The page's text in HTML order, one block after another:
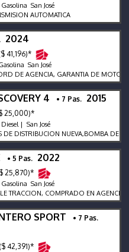
San José
AUTOMATICA
2024
41,196)*
San José
DE AGENCIA, GARANTIA DE
4 • 7 Pas. 2015
25,000)*
| San José
DISTRIBUCION NUEVA,BOMBA DE
• 5 Pas. 2022
25,870)*
San José
COMPRADO EN AGENCIA,
SPORT • 7 Pas.
($ 42,391)*